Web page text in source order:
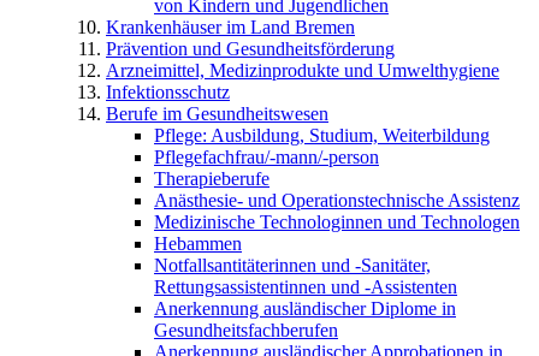
von Kindern und Jugendlichen
Krankenhäuser im Land Bremen
Prävention und Gesundheitsförderung
Arzneimittel, Medizinprodukte und Umwelthygiene
Infektionsschutz
Berufe im Gesundheitswesen
Pflege: Ausbildung, Studium, Weiterbildung
Pflegefachfrau/-mann/-person
Therapieberufe
Anästhesie- und Operationstechnische Assistenz
Medizinische Technologinnen und Technologen
Hebammen
Notfallsantitäterinnen und -Sanitäter,
Rettungsassistentinnen und -Assistenten
Anerkennung ausländischer Diplome in
Gesundheitsfachberufen